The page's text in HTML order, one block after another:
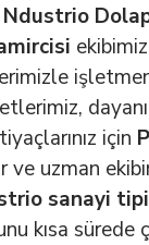
için
ve uzman
sanayi
kısa sürede